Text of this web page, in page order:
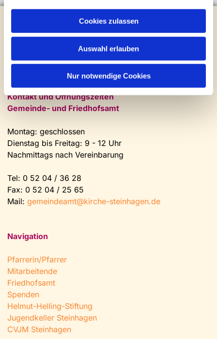
Cookies zulassen
Auswahl erlauben
Nur notwendige Cookies
Evangelische Kirchengemeinde Steinhagen
Brockhagener Straße 28 | 33803 Steinhagen
gemeindeamt@kirche-steinhagen.de
Newsletter abonnieren
Kontakt und Öffnungszeiten
Gemeinde- und Friedhofsamt
Montag: geschlossen
Dienstag bis Freitag: 9 - 12 Uhr
Nachmittags nach Vereinbarung
Tel: 0 52 04 / 36 28
Fax: 0 52 04 / 25 65
Mail: gemeindeamt@kirche-steinhagen.de
Navigation
Pfarrerin/Pfarrer
Mitarbeitende
Friedhofsamt
Spenden
Helmut-Helling-Stiftung
Jugendkeller Steinhagen
CVJM Steinhagen